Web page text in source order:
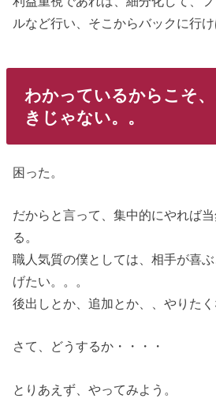
ルなど行い、そこからバックに行け
わかっているからこそ
きじゃない。。
困った。
だからと言って、集中的にやれば
る。
職人気質の僕としては、相手が喜
げたい。。。
後出しとか、追加とか、、やりたく
さて、どうするか・・・・
とりあえず、やってみよう。